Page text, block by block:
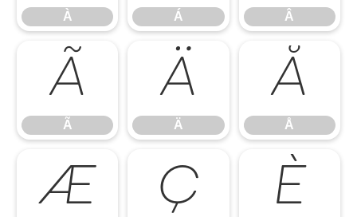
À Á Â
Ã
Ã
Ä
Ä
Å
Å
Æ Ç È